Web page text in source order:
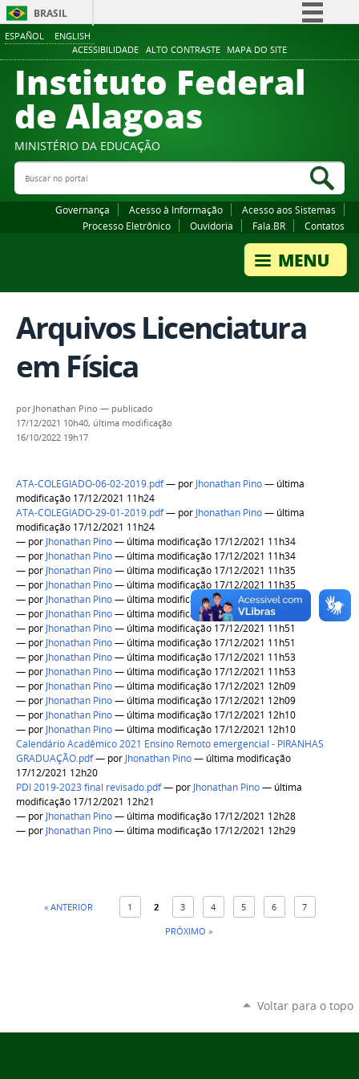
ESPAÑOL ENGLISH
ACESSIBILIDADE ALTO CONTRASTE MAPA DO SITE
BRASIL
Comunica BR
Participe
Canais
Instituto Federal
de Alagoas
MINISTÉRIO DA EDUCAÇÃO
Buscar no portal
Governança Acesso à Informação
Acesso aos Sistemas
Processo Eletrônico
Ouvidoria Fala.BR Contatos
Arquivos Licenciatura
em Física
por Jhonathan Pino — publicado
17/12/2021 10h40, última modificação
16/10/2022 19h17
ATA-COLEGIADO-06-02-2019.pdf— por Jhonathan Pino— última
modificação 17/12/2021 11h24
ATA-COLEGIADO-29-01-2019.pdf— por Jhonathan Pino— última
modificação 17/12/2021 11h24
— por Jhonathan Pino— última modificação 17/12/2021 11h34
— por Jhonathan Pino— última modificação 17/12/2021 11h34
— por Jhonathan Pino— última modificação 17/12/2021 11h35
— por Jhonathan Pino— última modificação 17/12/2021 11h35
— por Jhonathan Pino— última modificação 17/12/2021 11h40
— por Jhonathan Pino— última modificação 17/12/2021 11h41
— por Jhonathan Pino— última modificação 17/12/2021 11h51
— por Jhonathan Pino— última modificação 17/12/2021 11h51
— por Jhonathan Pino— última modificação 17/12/2021 11h53
— por Jhonathan Pino— última modificação 17/12/2021 11h53
— por Jhonathan Pino— última modificação 17/12/2021 12h09
— por Jhonathan Pino— última modificação 17/12/2021 12h09
— por Jhonathan Pino— última modificação 17/12/2021 12h10
— por Jhonathan Pino— última modificação 17/12/2021 12h10
Calendário Acadêmico 2021 Ensino Remoto emergencial - PIRANHAS
GRADUAÇÃO.pdf— por Jhonathan Pino— última modificação
17/12/2021 12h20
PDI 2019-2023 final revisado.pdf— por Jhonathan Pino— última
modificação 17/12/2021 12h21
— por Jhonathan Pino— última modificação 17/12/2021 12h28
— por Jhonathan Pino— última modificação 17/12/2021 12h29
« ANTERIOR 1 2 3 4 5 6
7
PRÓXIMO »
Voltar para o topo